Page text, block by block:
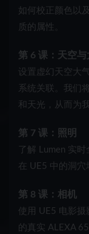
如何校正颜色以
质的属性。
第 6 课：天空与
设置虚幻天空大
系统关联。我们
和天光，从而为
第 7 课：照明
了解 Lumen 实
在 UE5 中的洞穴
第 8 课：相机
使用 UE5 电影摄
的真实 ALEXA